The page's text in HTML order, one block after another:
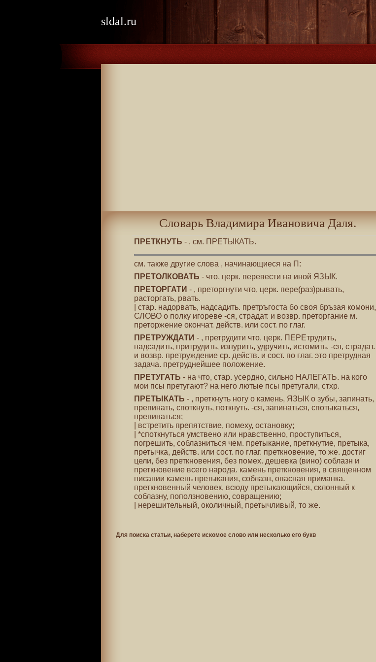
sldal.ru
Словарь Владимира Ивановича Даля.
ПРЕТКНУТЬ - , см. ПРЕТЫКАТЬ.
см. также другие слова , начинающиеся на П:
ПРЕТОЛКОВАТЬ - что, церк. перевести на иной ЯЗЫК.
ПРЕТОРГАТИ - , преторгнути что, церк. пере(раз)рывать,
расторгать, рвать.
| стар. надорвать, надсадить. претръгоста бо своя бръзая комони,
СЛОВО о полку игореве -ся, страдат. и возвр. преторгание м.
преторжение окончат. действ. или сост. по глаг.
ПРЕТРУЖДАТИ - , претрудити что, церк. ПЕРЕтрудить,
надсадить, притрудить, изнурить, удручить, истомить. -ся, страдат.
и возвр. претруждение ср. действ. и сост. по глаг. это претрудная
задача. претруднейшее положение.
ПРЕТУГАТЬ - на что, стар. усердно, сильно НАЛЕГАТЬ. на кого
мои псы претугают? на него лютые псы претугали, стхр.
ПРЕТЫКАТЬ - , преткнуть ногу о камень, ЯЗЫК о зубы, запинать,
препинать, споткнуть, поткнуть. -ся, запинаться, спотыкаться,
препинаться;
| встретить препятствие, помеху, остановку;
| *споткнуться умствено или нравственно, проступиться,
погрешить, соблазниться чем. претыкание, преткнутие, претыка,
претычка, действ. или сост. по глаг. преткновение, то же. достиг
цели, без преткновения, без помех. дешевка (вино) соблазн и
преткновение всего народа. камень преткновения, в священном
писании камень претыкания, соблазн, опасная приманка.
преткновенный человек, всюду претыкающийся, склонный к
соблазну, поползновению, совращению;
| нерешительный, околичный, претычливый, то же.
Для поиска статьи, наберете искомое слово или несколько его букв